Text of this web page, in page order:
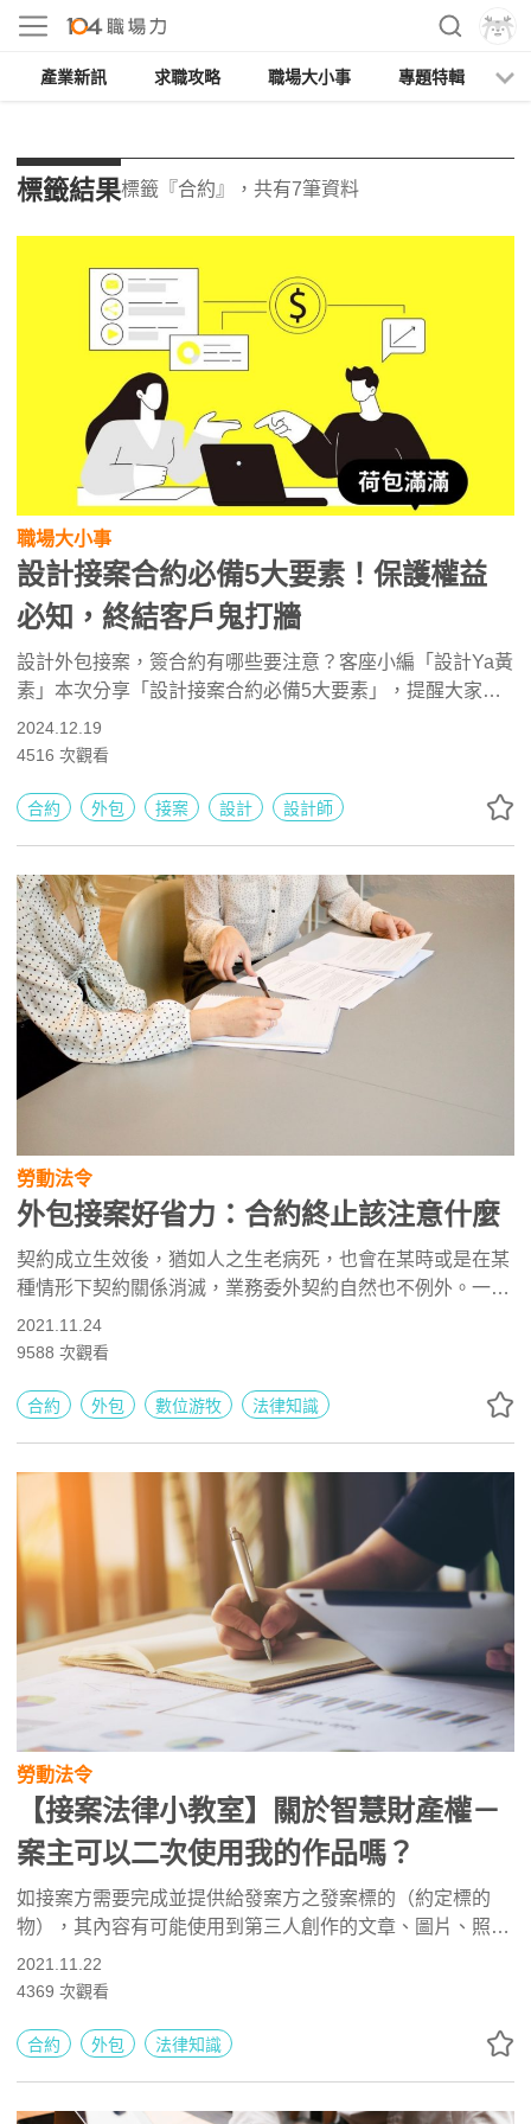
產業新訊 求職攻略 職場大小事 專題特輯
標籤結果標籤『合約』，共有7筆資料
職場大小事
設計接案合約必備5大要素！保護權益
必知，終結客戶鬼打牆
設計外包接案，簽合約有哪些要注意？客座小編「設計Ya黃
素」本次分享「設計接案合約必備5大要素」，提醒大家荷
包賺飽之餘也要保護自身權益，歡迎分享與追蹤唷！
2024.12.19
4516 次觀看
合約 外包 接案 設計 設計師
勞動法令
外包接案好省力：合約終止該注意什麼
契約成立生效後，猶如人之生老病死，也會在某時或是在某
種情形下契約關係消滅，業務委外契約自然也不例外。一般
人可能看過契約條款中載有「解除」或「終止」二字，它們
是法律專有名詞。
2021.11.24
9588 次觀看
合約 外包 數位游牧 法律知識
勞動法令
【接案法律小教室】關於智慧財產權－
案主可以二次使用我的作品嗎？
如接案方需要完成並提供給發案方之發案標的（約定標的
物），其內容有可能使用到第三人創作的文章、圖片、照
片、影片、電腦程式，或商標、專利技術等智慧財產權，發
案方為了避免自己將來惹禍上身，通常會透過契約約定，要
2021.11.22
4369 次觀看
合約 外包 法律知識